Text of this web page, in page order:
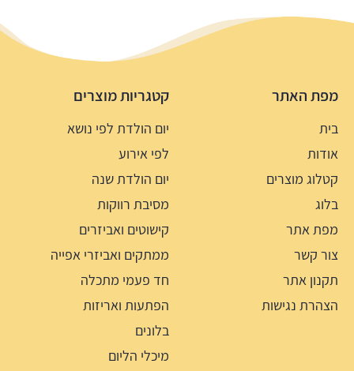
מפת האתר
בית
אודות
קטלוג מוצרים
בלוג
מפת אתר
צור קשר
תקנון אתר
הצהרת נגישות
קטגריות מוצרים
יום הולדת לפי נושא
לפי אירוע
יום הולדת שנה
מסיבת רווקות
קישוטים ואביזרים
ממתקים ואביזרי אפייה
חד פעמי מתכלה
הפתעות ואריזות
בלונים
מיכלי הליום